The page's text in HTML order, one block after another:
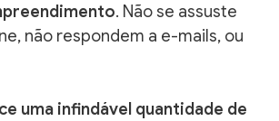
. Não se assuste
não respondem a e-mails, ou
uma infindável quantidade de